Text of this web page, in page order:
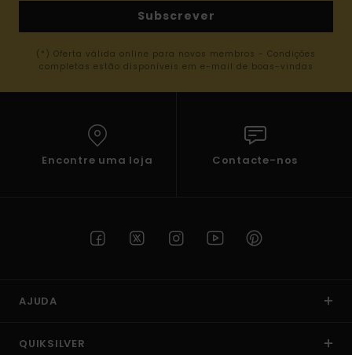
Subscrever
(*) Oferta válida online para novos membros - Condições
completas estão disponíveis em e-mail de boas-vindas
Encontre uma loja Contacte-nos
AJUDA
QUIKSILVER